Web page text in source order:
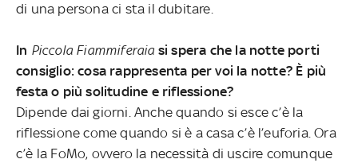
di una persona ci sta il dubitare.
In Piccola Fiammiferaiasi spera che la notte porti
consiglio: cosa rappresenta per voi la notte? È più
festa o più solitudine e riflessione?
Dipende dai giorni. Anche quando si esce c’è la
riflessione come quando si è a casa c’è l’euforia. Ora
c’è la FoMo, ovvero la necessità di uscire comunque